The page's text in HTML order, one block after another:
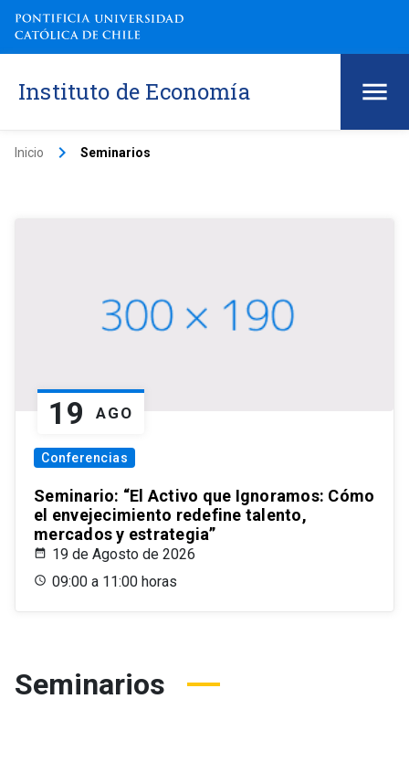
Instituto de Economía
Inicio keyboard_arrow_right Seminarios
19 AGO
Conferencias
Seminario: “El Activo que Ignoramos: Cómo
el envejecimiento redefine talento,
mercados y estrategia”
19 de Agosto de 2026
09:00 a 11:00 horas
Seminarios